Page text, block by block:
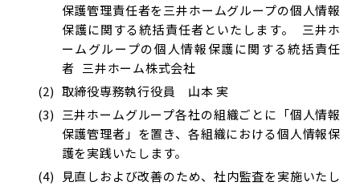
保護管理責任者を三井ホームグループの個人情報
保護に関する統括責任者といたします。 三井ホ
ームグループの個人情報保護に関する統括責任
者 三井ホーム株式会社
取締役専務執行役員 山本 実
三井ホームグループ各社の組織ごとに「個人情報
保護管理者」を置き、各組織における個人情報保
護を実践いたします。
見直しおよび改善のため、社内監査を実施いたし